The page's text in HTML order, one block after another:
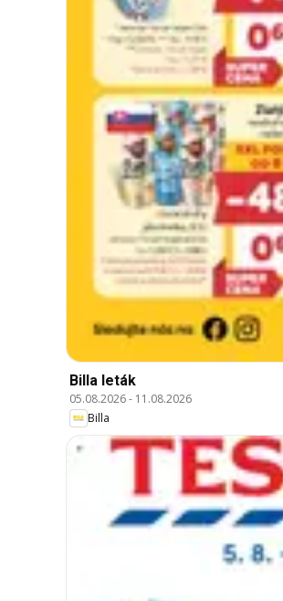
Billa leták
05.08.2026- 11.08.2026
Billa